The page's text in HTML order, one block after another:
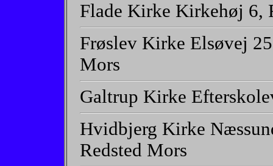
Flade Kirke Kirkehøj 6,
Frøslev Kirke Elsøvej
Mors
Galtrup Kirke
Hvidbjerg Kirke
Redsted Mors